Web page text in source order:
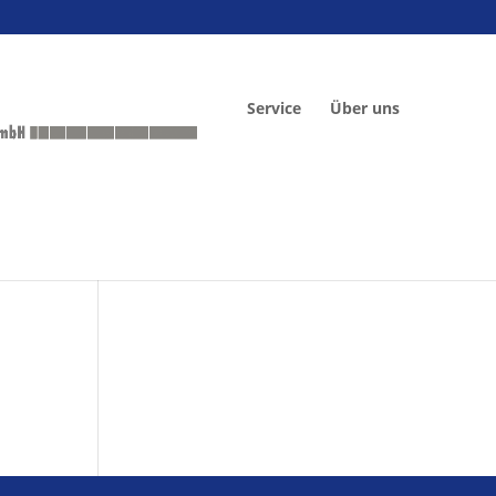
Service Über uns